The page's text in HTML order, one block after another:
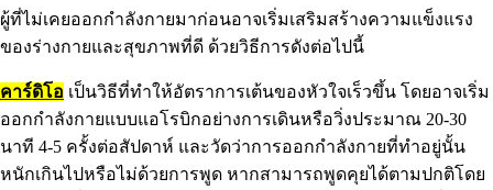
ผู้ที่ไม่เคยออกกำลังกายมาก่อนอาจเริ่มเสริมสร้างความแข็งแรง
ของร่างกายและสุขภาพที่ดี ด้วยวิธีการดังต่อไปนี้
คาร์ดิโอ เป็นวิธีที่ทำให้อัตราการเต้นของหัวใจเร็วขึ้น โดยอาจเริ่ม
ออกกำลังกายแบบแอโรบิกอย่างการเดินหรือวิ่งประมาณ 20-30
นาที 4-5 ครั้งต่อสัปดาห์ และวัดว่าการออกกำลังกายที่ทำอยู่นั้น
หนักเกินไปหรือไม่ด้วยการพูด หากสามารถพูดคุยได้ตามปกติโดย